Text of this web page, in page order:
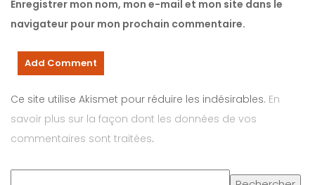
Enregistrer mon nom, mon e-mail et mon site dans le
navigateur pour mon prochain commentaire.
Ce site utilise Akismet pour réduire les indésirables. En
savoir plus sur la façon dont les données de vos
commentaires sont traitées.